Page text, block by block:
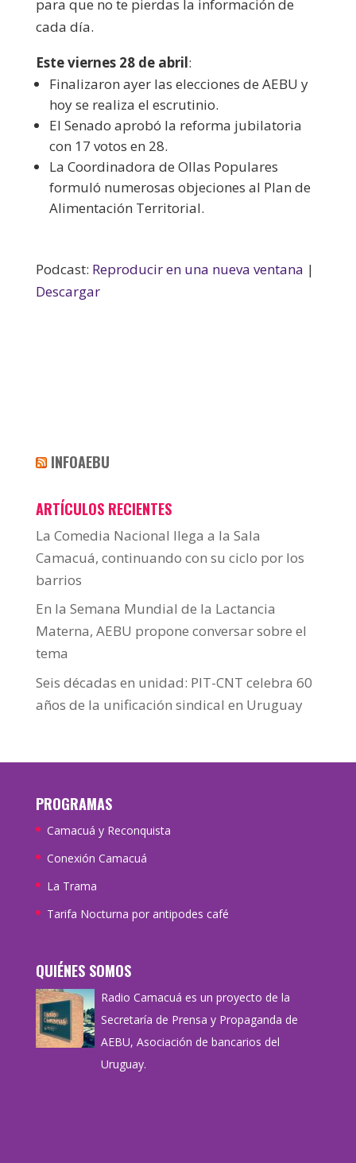
para que no te pierdas la información de
cada día.
Este viernes 28 de abril:
Finalizaron ayer las elecciones de AEBU y
hoy se realiza el escrutinio.
El Senado aprobó la reforma jubilatoria
con 17 votos en 28.
La Coordinadora de Ollas Populares
formuló numerosas objeciones al Plan de
Alimentación Territorial.
Podcast: Reproducir en una nueva ventana |
Descargar
INFOAEBU
ARTÍCULOS RECIENTES
La Comedia Nacional llega a la Sala
Camacuá, continuando con su ciclo por los
barrios
En la Semana Mundial de la Lactancia
Materna, AEBU propone conversar sobre el
tema
Seis décadas en unidad: PIT-CNT celebra 60
años de la unificación sindical en Uruguay
PROGRAMAS
Camacuá y Reconquista
Conexión Camacuá
La Trama
Tarifa Nocturna por antipodes café
QUIÉNES SOMOS
Radio Camacuá es un proyecto de la
Secretaría de Prensa y Propaganda de
AEBU, Asociación de bancarios del
Uruguay.